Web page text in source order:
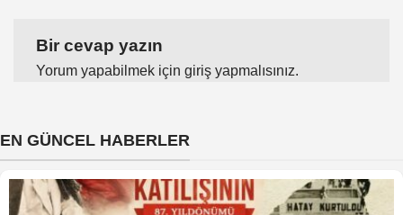
Bir cevap yazın
Yorum yapabilmek için giriş yapmalısınız.
EN GÜNCEL HABERLER